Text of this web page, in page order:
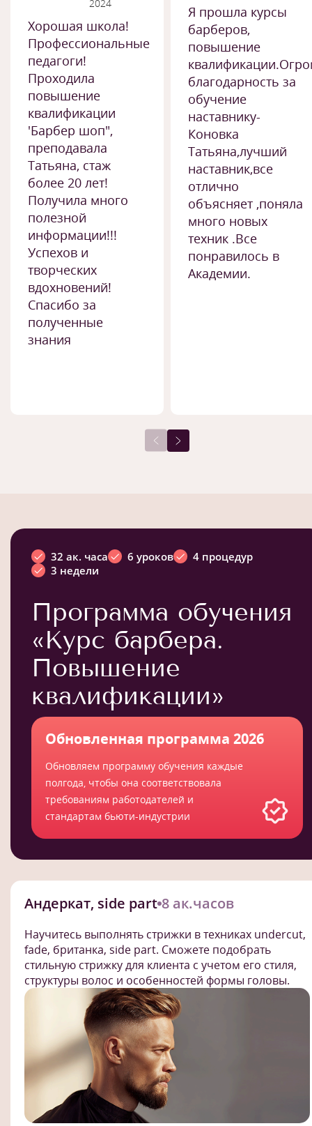
2024
Хорошая школа!
Профессиональные
педагоги!
Проходила
повышение
квалификации
'Барбер шоп",
преподавала
Татьяна, стаж
более 20 лет!
Получила много
полезной
информации!!!
Успехов и
творческих
вдохновений!
Спасибо за
полученные
знания
Я прошла курсы
барберов,
повышение
благодарность за
обучение
наставнику-
Коновка
Татьяна,лучший
наставник,все
отлично
объясняет ,поняла
много новых
техник .Все
понравилось в
Академии.
32 ак. часа 6 уроков
4 процедур
3 недели
Программа обучения
«Курс барбера.
Повышение
квалификации»
Обновленная программа 2026
Обновляем программу обучения каждые
полгода, чтобы она соответствовала
требованиям работодателей и
стандартам бьюти-индустрии
Андеркат, side part 8 ак.часов
Научитесь выполнять стрижки в техниках undercut,
fade, британка, side part. Сможете подобрать
стильную стрижку для клиента с учетом его стиля,
структуры волос и особенностей формы головы.